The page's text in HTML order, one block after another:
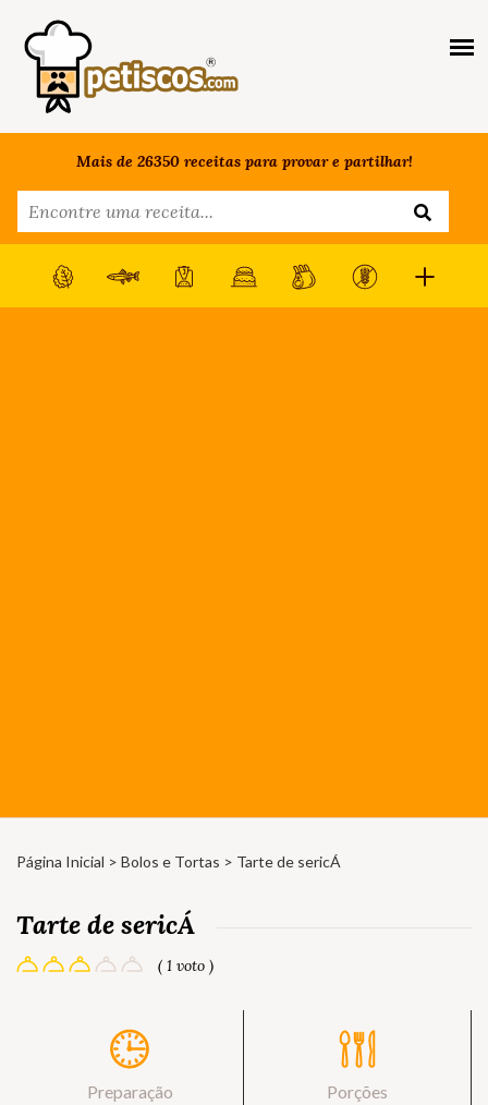
Mais de 26350 receitas para provar e partilhar!
Página Inicial > Bolos e Tortas > Tarte de sericÁ
Tarte de sericÁ
( 1 voto )
Preparação Porções